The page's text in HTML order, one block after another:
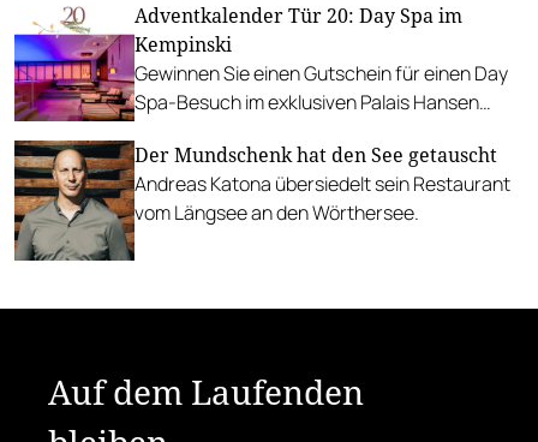
Adventkalender Tür 20: Day Spa im
Kempinski
Gewinnen Sie einen Gutschein für einen Day
Spa-Besuch im exklusiven Palais Hansen
Der Mundschenk hat den See getauscht
Andreas Katona übersiedelt sein Restaurant
vom Längsee an den Wörthersee.
Auf dem Laufenden